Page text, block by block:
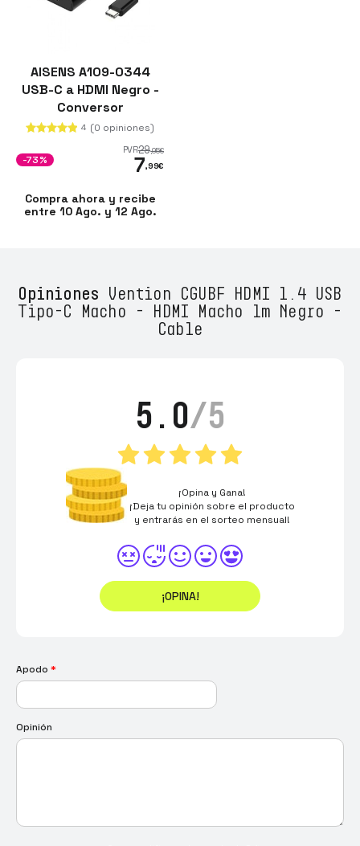
AISENS A109-0344
USB-C a HDMI Negro -
Conversor
4 (0 opiniones)
PVR29,95€
7,99€
-73%
Compra ahora y recibe
entre 10 Ago. y 12 Ago.
Opiniones Vention CGUBF HDMI 1.4 USB
Tipo-C Macho - HDMI Macho 1m Negro -
Cable
5.0/5
¡Opina y Gana!
¡Deja tu opinión sobre el producto
y entrarás en el sorteo mensual!
¡OPINA!
Apodo *
Opinión